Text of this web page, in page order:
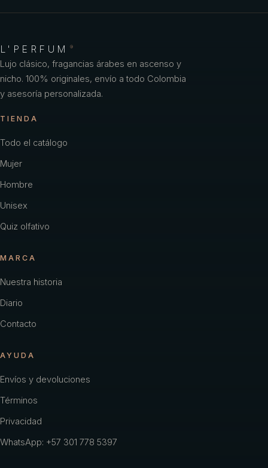
L'PERFUM ®
Lujo clásico, fragancias árabes en ascenso y
nicho. 100% originales, envío a todo Colombia
y asesoría personalizada.
TIENDA
Todo el catálogo
Mujer
Hombre
Unisex
Quiz olfativo
MARCA
Nuestra historia
Diario
Contacto
AYUDA
Envíos y devoluciones
Términos
Privacidad
WhatsApp: +57 301 778 5397